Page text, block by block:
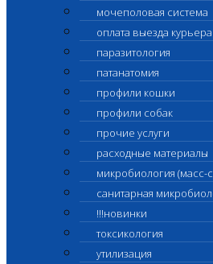
мочеполовая система
оплата выезда
паразитология
патанатомия
профили кошки
профили собак
прочие услуги
расходные материалы
микробиология (масс-
санитарная
!!!новинки
токсикология
утилизация